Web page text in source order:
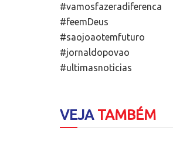
#vamosfazeradiferenca
#feemDeus
#saojoaotemfuturo
#jornaldopovao
#ultimasnoticias
VEJATAMBÉM